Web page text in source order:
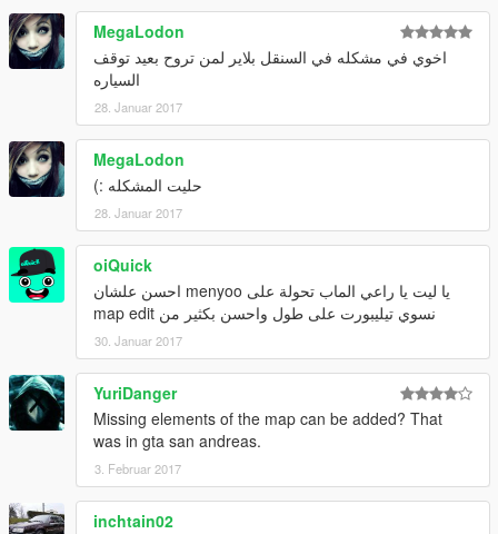
MegaLodon
اخوي في مشكله في السنقل بلاير لمن تروح بعيد توقف
السياره
28. Januar 2017
MegaLodon
حليت المشكله :)
28. Januar 2017
oiQuick
يا ليت يا راعي الماب تحولة على menyoo احسن علشان
نسوي تيليبورت على طول واحسن بكثير من map edit
30. Januar 2017
YuriDanger
Missing elements of the map can be added? That
was in gta san andreas.
3. Februar 2017
inchtain02